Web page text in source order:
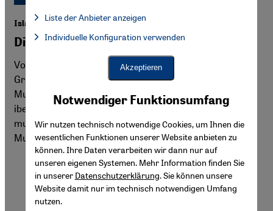
Islam in Granada
Die leise Stimme des Muezzin
Vor sieben Jahren öffnete die neue Große Moschee in
Granada ihre Pforten, 500 Jahre nachdem die letzten
Muslime durch die katholische Reconquista von der
iberischen Halbinsel vertrieben wurden. Trotz des
multikulturellen Charakters der Stadt bereitet der Ruf des
Muezzins manchen Anwohnern Unbehagen.
Notwendiger Funktionsumfang
Wir nutzen technisch notwendige Cookies, um Ihnen die
wesentlichen Funktionen unserer Website anbieten zu
können. Ihre Daten verarbeiten wir dann nur auf
unseren eigenen Systemen. Mehr Information finden Sie
in unserer Datenschutzerklärung. Sie können unsere
Website damit nur im technisch notwendigen Umfang
nutzen.
Liste der Anbieter anzeigen
Facebook Embed / Facebook Connect, Google Maps Embed,
Facebook Embed / Facebook Connect
Google Maps Embed
Individuelle Konfiguration verwenden
Akzeptieren